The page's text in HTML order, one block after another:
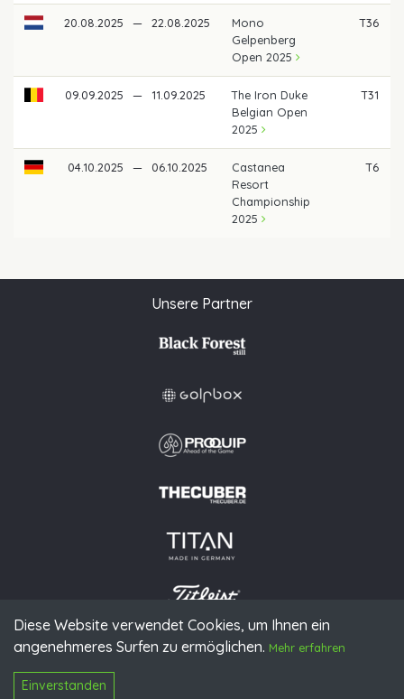
Diese Website verwendet Cookies, um Ihnen ein
angenehmeres Surfen zu ermöglichen. Mehr erfahren
Einverstanden
20.08.2025 — 22.08.2025
Mono
Gelpenberg
Open 2025
T36
09.09.2025 — 11.09.2025
The Iron Duke
Belgian Open
2025
T31
04.10.2025 — 06.10.2025
Castanea
Resort
Championship
2025
T6
Unsere Partner
© 2026 PGAoG